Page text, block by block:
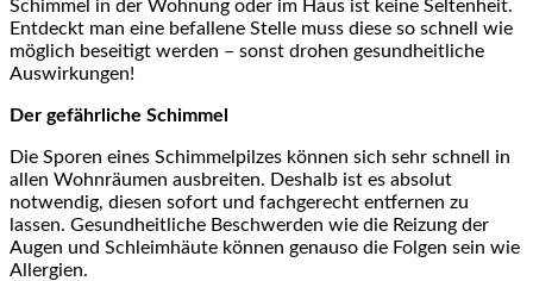
Schimmel in der Wohnung oder im Haus ist keine Seltenheit.
Entdeckt man eine befallene Stelle muss diese so schnell wie
möglich beseitigt werden – sonst drohen gesundheitliche
Auswirkungen!
Der gefährliche Schimmel
Die Sporen eines Schimmelpilzes können sich sehr schnell in
allen Wohnräumen ausbreiten. Deshalb ist es absolut
notwendig, diesen sofort und fachgerecht entfernen zu
lassen. Gesundheitliche Beschwerden wie die Reizung der
Augen und Schleimhäute können genauso die Folgen sein wie
Allergien.